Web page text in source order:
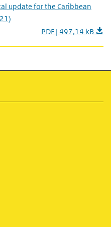
update for the Caribbean
PDF | 497,14 kB